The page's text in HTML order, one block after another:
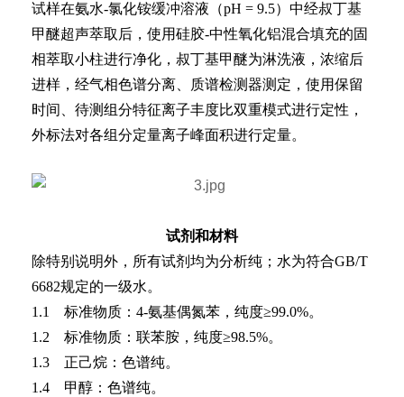
试样在氨水-氯化铵缓冲溶液（pH = 9.5）中经叔丁基
甲醚超声萃取后，使用硅胶-中性氧化铝混合填充的固
相萃取小柱进行净化，叔丁基甲醚为淋洗液，浓缩后
进样，经气相色谱分离、质谱检测器测定，使用保留
时间、待测组分特征离子丰度比双重模式进行定性，
外标法对各组分定量离子峰面积进行定量。
试剂和材料
除特别说明外，所有试剂均为分析纯；水为符合GB/T
6682规定的一级水。
1.1 标准物质：4-氨基偶氮苯，纯度≥99.0%。
1.2 标准物质：联苯胺，纯度≥98.5%。
1.3 正己烷：色谱纯。
1.4 甲醇：色谱纯。